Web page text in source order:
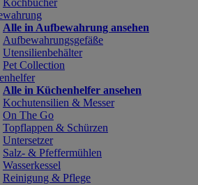
Kochbücher
Alle in Aufbewahrung ansehen
Aufbewahrungsgefäße
Utensilienbehälter
Pet Collection
Alle in Küchenhelfer ansehen
Kochutensilien & Messer
On The Go
Topflappen & Schürzen
Untersetzer
Salz- & Pfeffermühlen
Wasserkessel
Reinigung & Pflege